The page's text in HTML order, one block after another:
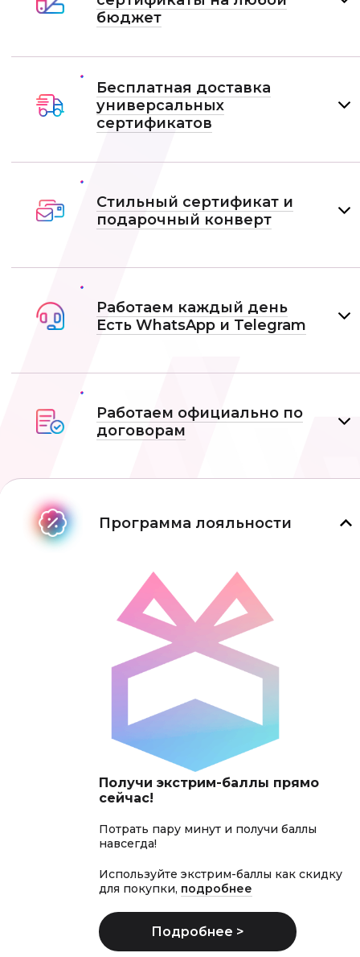
бюджет
Бесплатная доставка
универсальных
сертификатов
Стильный сертификат и
подарочный конверт
Работаем каждый день
Есть WhatsApp и Telеgram
Работаем официально по
договорам
Программа лояльности
Получи экстрим-баллы прямо
сейчас!
Потрать пару минут и получи баллы
навсегда!
Используйте экстрим-баллы как скидку
для покупки, подробнее